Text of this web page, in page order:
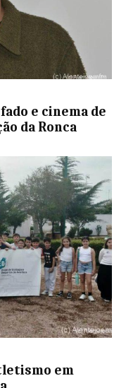
e cinema de
da Ronca
em